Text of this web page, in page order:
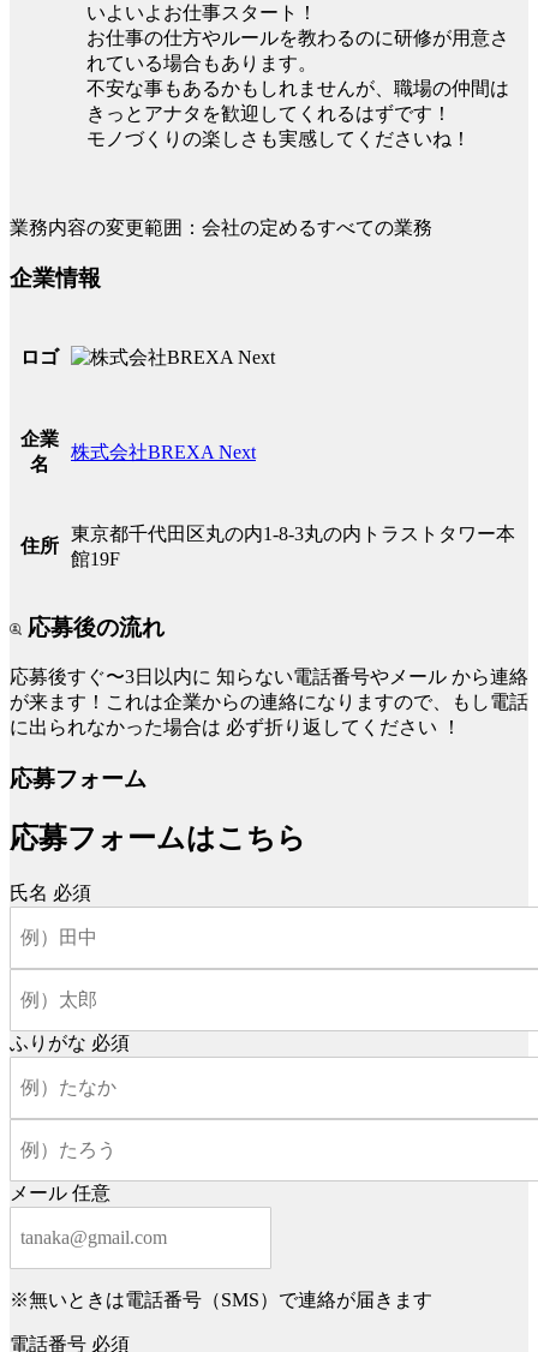
いよいよお仕事スタート！
お仕事の仕方やルールを教わるのに研修が用意さ
れている場合もあります。
不安な事もあるかもしれませんが、職場の仲間は
きっとアナタを歓迎してくれるはずです！
モノづくりの楽しさも実感してくださいね！
業務内容の変更範囲：会社の定めるすべての業務
企業情報
ロゴ
企業
名
株式会社BREXA Next
住所
東京都千代田区丸の内1-8-3丸の内トラストタワー本
館19F
応募後の流れ
応募後すぐ〜3日以内に 知らない電話番号やメール から連絡
が来ます！これは企業からの連絡になりますので、もし電話
に出られなかった場合は 必ず折り返してください ！
応募フォーム
応募フォームはこちら
氏名 必須
ふりがな 必須
メール 任意
※無いときは電話番号（SMS）で連絡が届きます
電話番号 必須